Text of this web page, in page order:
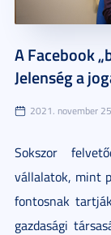
A Facebook
Jelenség a
2021. november
Sokszor
vállalatok, mint
fontosnak
gazdasági